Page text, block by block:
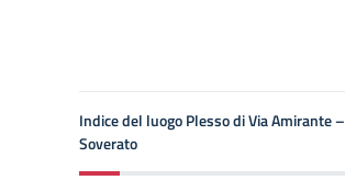
Indice del luogo Plesso di Via Amirante –
Soverato